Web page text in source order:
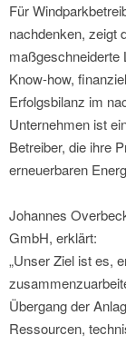
Für
nachdenken, zeigt
maßgeschneiderte
Know-how,
Erfolgsbilanz im
Unternehmen ist
Betreiber, die ihre
erneuerbaren
Johannes
GmbH, erklärt:
„Unser Ziel ist es,
Übergang der
Ressourcen,